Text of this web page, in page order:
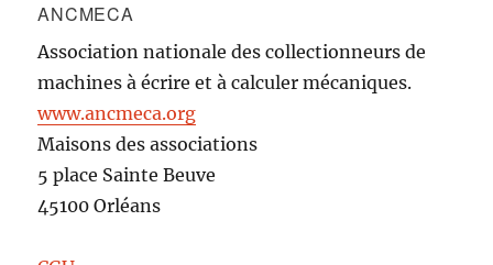
ANCMECA
Association nationale des collectionneurs de
machines à écrire et à calculer mécaniques.
www.ancmeca.org
Maisons des associations
5 place Sainte Beuve
45100 Orléans